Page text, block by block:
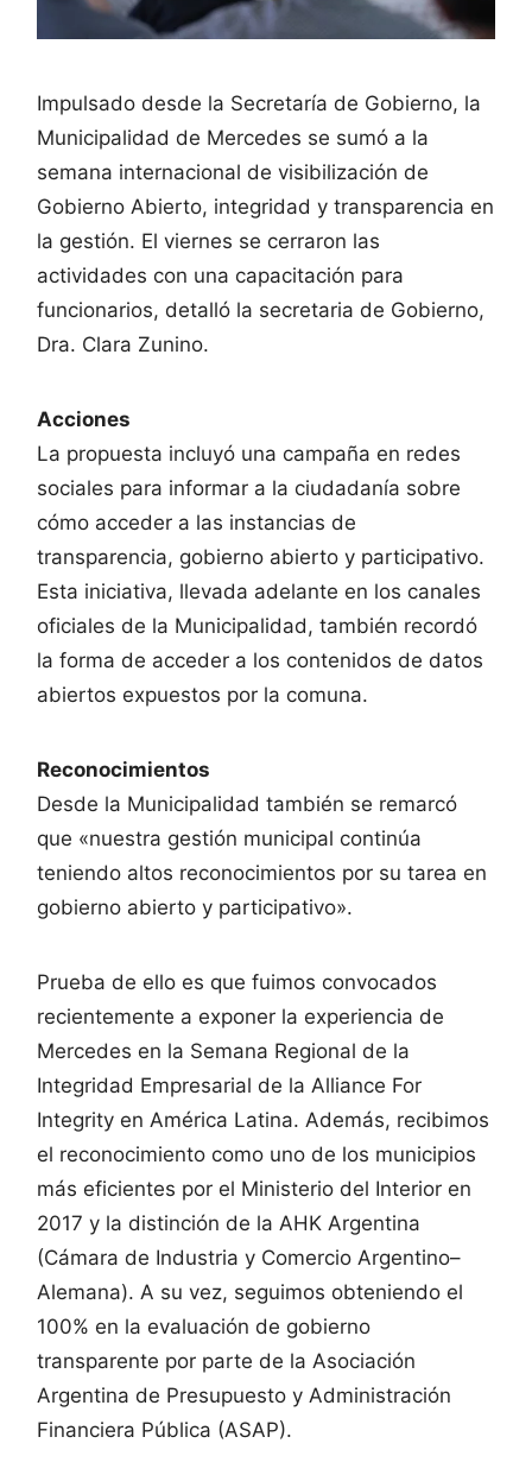
Impulsado desde la Secretaría de Gobierno, la
Municipalidad de Mercedes se sumó a la
semana internacional de visibilización de
Gobierno Abierto, integridad y transparencia en
la gestión. El viernes se cerraron las
actividades con una capacitación para
funcionarios, detalló la secretaria de Gobierno,
Dra. Clara Zunino.
Acciones
La propuesta incluyó una campaña en redes
sociales para informar a la ciudadanía sobre
cómo acceder a las instancias de
transparencia, gobierno abierto y participativo.
Esta iniciativa, llevada adelante en los canales
oficiales de la Municipalidad, también recordó
la forma de acceder a los contenidos de datos
abiertos expuestos por la comuna.
Reconocimientos
Desde la Municipalidad también se remarcó
que «nuestra gestión municipal continúa
teniendo altos reconocimientos por su tarea en
gobierno abierto y participativo».
Prueba de ello es que fuimos convocados
recientemente a exponer la experiencia de
Mercedes en la Semana Regional de la
Integridad Empresarial de la Alliance For
Integrity en América Latina. Además, recibimos
el reconocimiento como uno de los municipios
más eficientes por el Ministerio del Interior en
2017 y la distinción de la AHK Argentina
(Cámara de Industria y Comercio Argentino–
Alemana). A su vez, seguimos obteniendo el
100% en la evaluación de gobierno
transparente por parte de la Asociación
Argentina de Presupuesto y Administración
Financiera Pública (ASAP).